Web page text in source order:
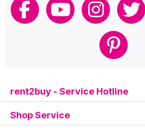
rent2buy - Service Hotline
Shop Service